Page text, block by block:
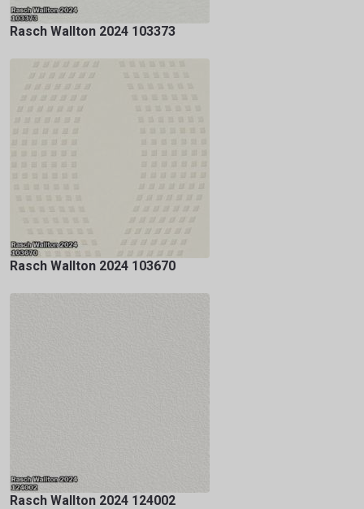
Rasch Wallton 2024 103373
Rasch Wallton 2024 103670
Rasch Wallton 2024 124002